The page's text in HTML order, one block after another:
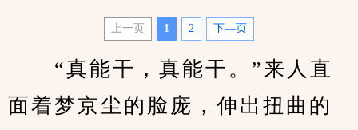
上一页 1 2 下—页
“真能干，真能干。”来人直
面着梦京尘的脸庞，伸出扭曲的